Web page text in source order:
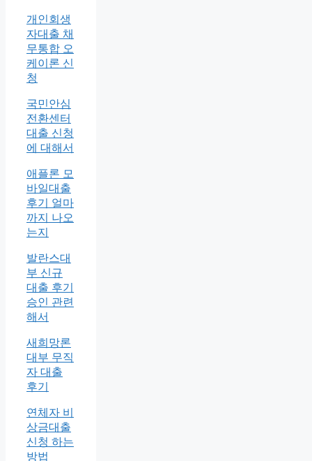
개인회생
자대출 채
무통합 오
케이론 신
청
국민안심
전환센터
대출 신청
에 대해서
애플론 모
바일대출
후기 얼마
까지 나오
는지
발란스대
부 신규
대출 후기
승인 관련
해서
새희망론
대부 무직
자 대출
후기
연체자 비
상금대출
신청 하는
방법